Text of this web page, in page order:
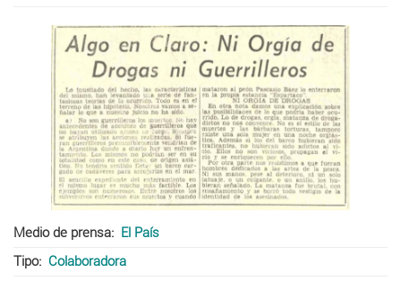
Medio de prensa
El País
Tipo
Colaboradora